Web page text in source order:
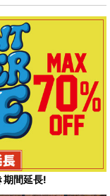
期間延長!